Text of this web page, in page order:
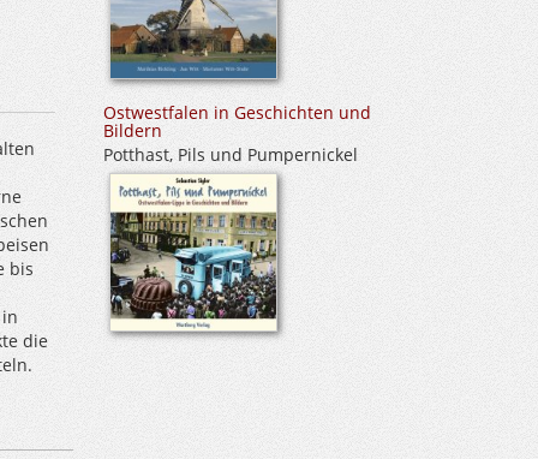
bis
die
Ostwestfalen in Geschichten und
Bildern
Potthast, Pils und Pumpernickel